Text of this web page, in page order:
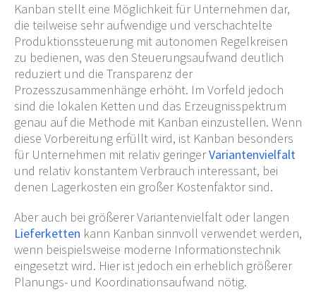
Kanban stellt eine Möglichkeit für Unternehmen dar,
die teilweise sehr aufwendige und verschachtelte
Produktionssteuerung mit autonomen Regelkreisen
zu bedienen, was den Steuerungsaufwand deutlich
reduziert und die Transparenz der
Prozesszusammenhänge erhöht. Im Vorfeld jedoch
sind die lokalen Ketten und das Erzeugnisspektrum
genau auf die Methode mit Kanban einzustellen. Wenn
diese Vorbereitung erfüllt wird, ist Kanban besonders
für Unternehmen mit relativ geringerVariantenvielfalt
und relativ konstantem Verbrauch interessant, bei
denen Lagerkosten ein großer Kostenfaktor sind.
Aber auch bei größerer Variantenvielfalt oder langen
Lieferketten kann Kanban sinnvoll verwendet werden,
wenn beispielsweise moderne Informationstechnik
eingesetzt wird. Hier ist jedoch ein erheblich größerer
Planungs- und Koordinationsaufwand nötig.